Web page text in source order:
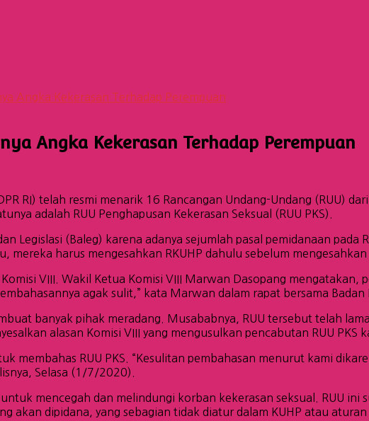
Angka Kekerasan Terhadap Perempuan
Angka Kekerasan Terhadap Perempuan
RI) telah resmi menarik 16 Rancangan Undang-Undang (RUU)
adalah RUU Penghapusan Kekerasan Seksual (RUU PKS).
Legislasi (Baleg) karena adanya sejumlah pasal pemidanaan pada
mereka harus mengesahkan RKUHP dahulu sebelum mengesahkan
VIII. Wakil Ketua Komisi VIII Marwan Dasopang mengatakan,
agak sulit,” kata Marwan dalam rapat bersama
banyak pihak meradang. Musababnya, RUU tersebut telah
alasan Komisi VIII yang mengusulkan pencabutan RUU PKS
membahas RUU PKS. “Kesulitan pembahasan menurut kami
Selasa (1/7/2020).
mencegah dan melindungi korban kekerasan seksual. RUU
akan dipidana, yang sebagian tidak diatur dalam KUHP atau aturan